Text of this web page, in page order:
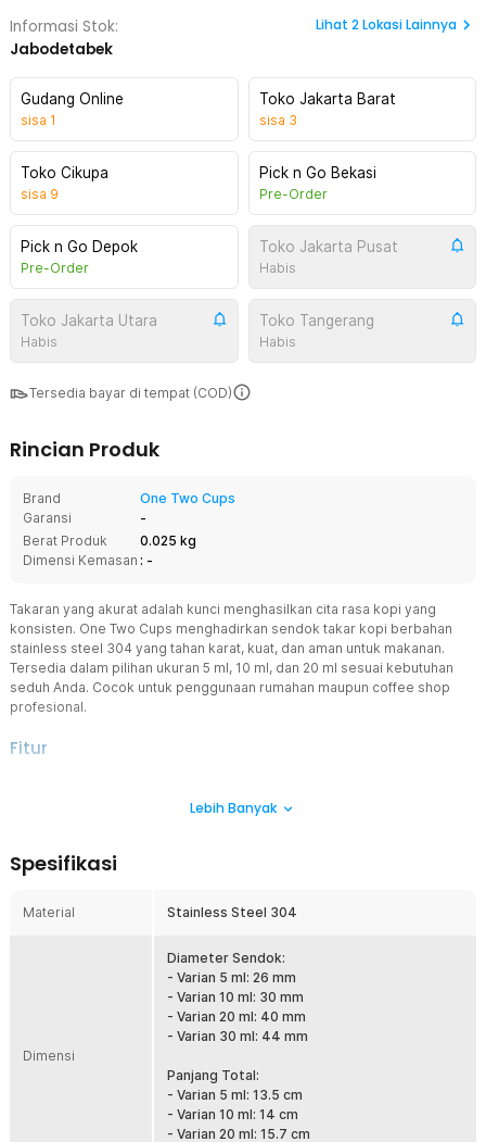
Informasi Stok:
Jabodetabek
Lihat 2Lokasi Lainnya
Gudang Online
sisa 1
Toko Jakarta Barat
sisa 3
Toko Cikupa
sisa 9
Pick n Go Bekasi
Pre-Order
Pick n Go Depok
Pre-Order
Toko Jakarta Pusat
Habis
Toko Jakarta Utara
Habis
Toko Tangerang
Habis
Tersedia bayar di tempat (COD)
Rincian Produk
Brand
One Two Cups
Garansi
-
Berat Produk
0.025 kg
Dimensi Kemasan : -
Takaran yang akurat adalah kunci menghasilkan cita rasa kopi yang
konsisten. One Two Cups menghadirkan sendok takar kopi berbahan
stainless steel 304 yang tahan karat, kuat, dan aman untuk makanan.
Tersedia dalam pilihan ukuran 5 ml, 10 ml, dan 20 ml sesuai kebutuhan
seduh Anda. Cocok untuk penggunaan rumahan maupun coffee shop
profesional.
Fitur
Tersedia dalam kapasitas 5 ml, 10 ml, dan 20 ml untuk berbagai
atau kopi tubruk. Takaran konsisten membantu menjaga rasa tetap
Gagang Panjang Ergonomis
dasar toples kopi. Membantu mengurangi risiko bubuk tumpah saat
diambil. Nyaman digenggam dan stabil saat digunakan.
Gantung dengan Mudah
Peralatan dapur yang digantung cenderung lebih efisien dari segi
penyimpanan dan penggunaan. Itulah mengapa sendok takar kopi
ini dibekali sebuah lubang pengait di ujungnya. Anda pun bisa
menggantung sendok dengan mudah dan cepat.
Lebih Banyak
Spesifikasi
Material Stainless Steel 304
Dimensi
Diameter Sendok:
- Varian 5 ml: 26 mm
- Varian 10 ml: 30 mm
- Varian 20 ml: 40 mm
- Varian 30 ml: 44 mm
Panjang Total:
- Varian 5 ml: 13.5 cm
- Varian 10 ml: 14 cm
- Varian 20 ml: 15.7 cm